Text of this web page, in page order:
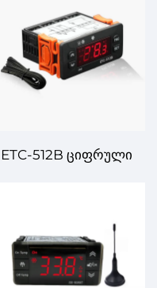
ETC-512B ციფრული
სისტემებისთვის ზუსტი
ტემპერატურის